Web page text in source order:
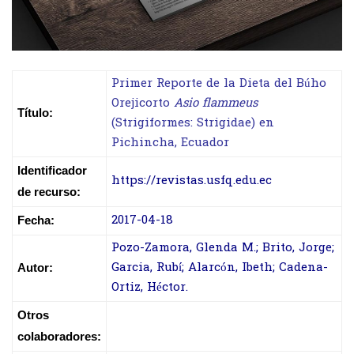
Título:
Primer Reporte de la Dieta del Búho
Orejicorto Asio flammeus
(Strigiformes: Strigidae) en
Pichincha, Ecuador
Identificador
de recurso:
https://revistas.usfq.edu.ec
Fecha: 2017-04-18
Autor:
Pozo-Zamora, Glenda M.; Brito, Jorge;
Garcia, Rubí; Alarcón, Ibeth; Cadena-
Ortiz, Héctor.
Otros
colaboradores: